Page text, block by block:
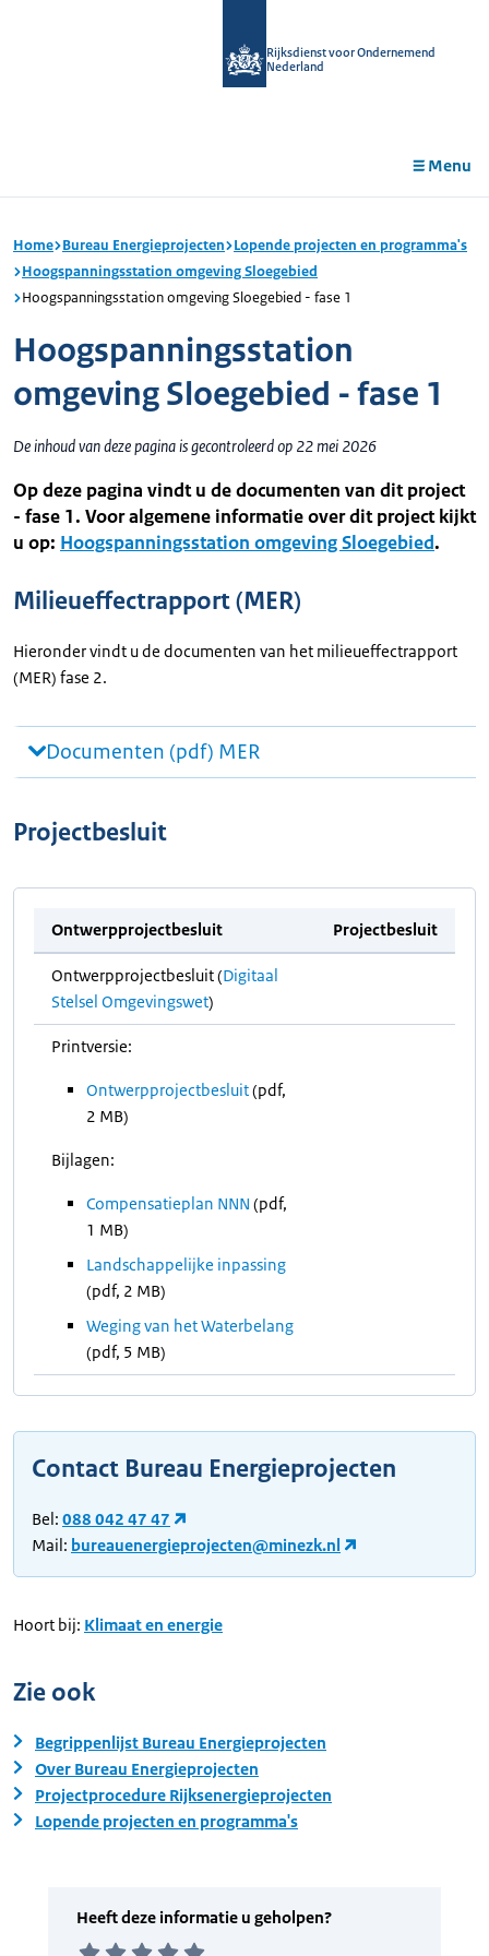
Rijksdienst voor Ondernemend
Nederland
Menu
Home Bureau Energieprojecten Lopende projecten en programma's
Hoogspanningsstation omgeving Sloegebied
Hoogspanningsstation omgeving Sloegebied - fase 1
Hoogspanningsstation
omgeving Sloegebied - fase 1
De inhoud van deze pagina is gecontroleerd op 22 mei 2026
Op deze pagina vindt u de documenten van dit project
- fase 1. Voor algemene informatie over dit project kijkt
u op: Hoogspanningsstation omgeving Sloegebied.
Milieueffectrapport (MER)
Hieronder vindt u de documenten van het milieueffectrapport
(MER) fase 2.
Documenten (pdf) MER
Projectbesluit
Ontwerpprojectbesluit Projectbesluit
Ontwerpprojectbesluit (Digitaal
Stelsel Omgevingswet)
Printversie:
Ontwerpprojectbesluit(pdf,
2 MB)
Bijlagen:
Compensatieplan NNN (pdf,
1 MB)
Landschappelijke inpassing
(pdf, 2 MB)
Weging van het Waterbelang
(pdf, 5 MB)
Contact Bureau Energieprojecten
Bel: 088 042 47 47
Mail: bureauenergieprojecten@minezk.nl
Hoort bij: Klimaat en energie
Zie ook
Begrippenlijst Bureau Energieprojecten
Over Bureau Energieprojecten
Projectprocedure Rijksenergieprojecten
Lopende projecten en programma's